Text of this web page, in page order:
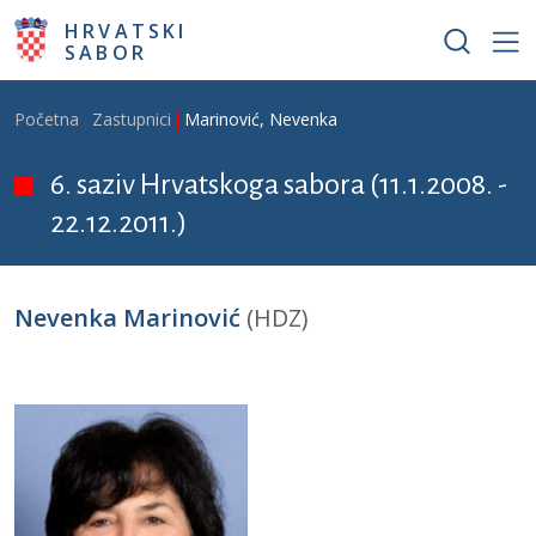
Skoči na glavni sadržaj
HRVATSKI
SABOR
Breadcrumb
Početna Zastupnici Marinović, Nevenka
6. saziv Hrvatskoga sabora (11.1.2008. -
22.12.2011.)
Nevenka Marinović (HDZ)